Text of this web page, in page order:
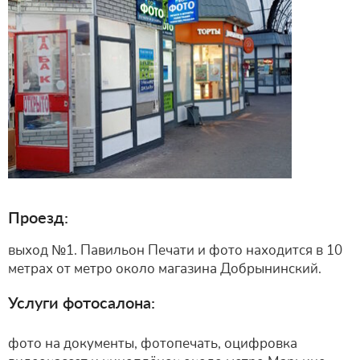
Проезд:
выход №1. Павильон Печати и фото находится в 10
метрах от метро около магазина Добрынинский.
Услуги фотосалона:
фото на документы, фотопечать, оцифровка